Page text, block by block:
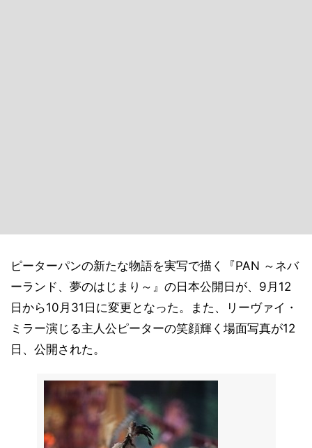
ピーターパンの新たな物語を実写で描く『PAN ～ネバ
ーランド、夢のはじまり～』の日本公開日が、9月12
日から10月31日に変更となった。また、リーヴァイ・
ミラー演じる主人公ピーターの笑顔輝く場面写真が12
日、公開された。